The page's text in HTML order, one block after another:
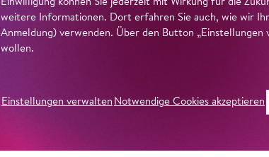
Einwilligung können Sie jederzeit mit Wirkung für die
weitere Informationen. Dort erfahren Sie auch, wie wir
Anmeldung) verwenden. Über den Button „Einstellungen
wollen.
Einstellungen verwalten Notwendige Cookies akzeptieren